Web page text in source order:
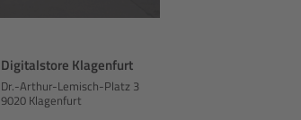
Digitalstore Klagenfurt
Dr.-Arthur-Lemisch-Platz 3
9020 Klagenfurt